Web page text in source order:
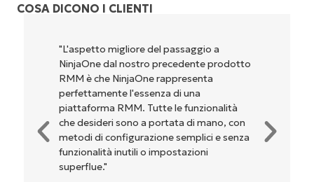
COSA DICONO I CLIENTI
migliore del passaggio a
dal nostro precedente prodotto
è che NinjaOne rappresenta
l'essenza di una
RMM. Tutte le funzionalità
sono a portata di mano, con
di configurazione semplici e senza
inutili o impostazioni
complicate.
sono